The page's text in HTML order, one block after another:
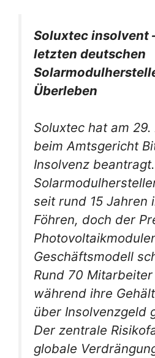
Soluxtec insolvent
letzten deutschen
Überleben
Soluxtec hat am
beim Amtsgericht
Insolvenz
seit rund 15 Jahren
Föhren, doch der
Geschäftsmodell
Rund 70
während ihre
über Insolvenzgeld
Der zentrale
globale